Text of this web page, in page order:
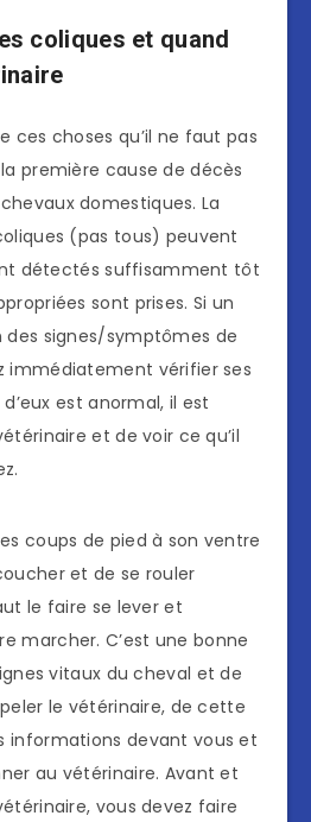
coliques et quand
ces choses qu’il ne faut pas
première cause de décès
domestiques. La
(pas tous) peuvent
détectés suffisamment tôt
sont prises. Si un
des signes/symptômes de
immédiatement vérifier ses
est anormal, il est
et de voir ce qu’il
coups de pied à son ventre
et de se rouler
le faire se lever et
marcher. C’est une bonne
vitaux du cheval et de
le vétérinaire, de cette
informations devant vous et
au vétérinaire. Avant et
vous devez faire